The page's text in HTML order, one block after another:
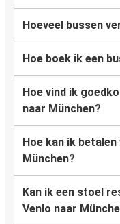
Hoeveel bussen
Hoe boek ik een
Hoe vind ik
naar München?
Hoe kan ik
München?
Kan ik een stoel
Venlo naar